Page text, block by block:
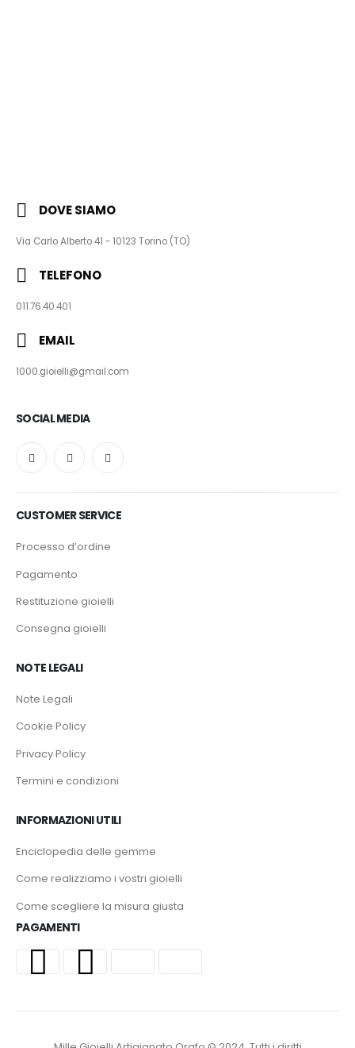
DOVE SIAMO
Via Carlo Alberto 41 - 10123 Torino (TO)
TELEFONO
011.76.40.401
EMAIL
1000.gioielli@gmail.com
SOCIAL MEDIA
CUSTOMER SERVICE
Processo d’ordine
Pagamento
Restituzione gioielli
Consegna gioielli
NOTE LEGALI
Note Legali
Cookie Policy
Privacy Policy
Termini e condizioni
INFORMAZIONI UTILI
Enciclopedia delle gemme
Come realizziamo i vostri gioielli
Come scegliere la misura giusta
PAGAMENTI